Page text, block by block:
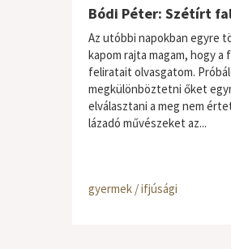
Bódi Péter: Szétírt
Az utóbbi napokban egyre
kapom rajta magam, hogy a
feliratait olvasgatom.
megkülönböztetni őket
elválasztani a meg nem
lázadó művészeket az...
gyermek / ifjúsági